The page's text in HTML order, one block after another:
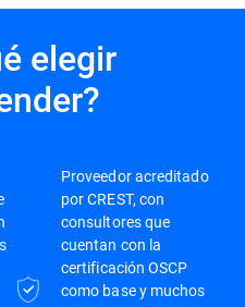
elegir
Proveedor acreditado
por CREST, con
consultores que
cuentan con la
certificación OSCP
como base y muchos